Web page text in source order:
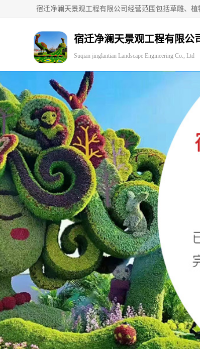
宿迁净澜天景观工程有限公
Suqian jinglantian Landscape Engineering Co., Ltd